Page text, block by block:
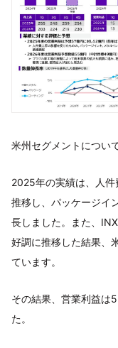
米州セグメントについ
2025年の実績は、人件
推移し、パッケージイ
長しました。また、
好調に推移した結果、
ています。
その結果、営業利益は
た。